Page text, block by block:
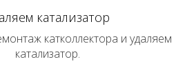
катализатор
катколлектора и удаляем
катализатор.